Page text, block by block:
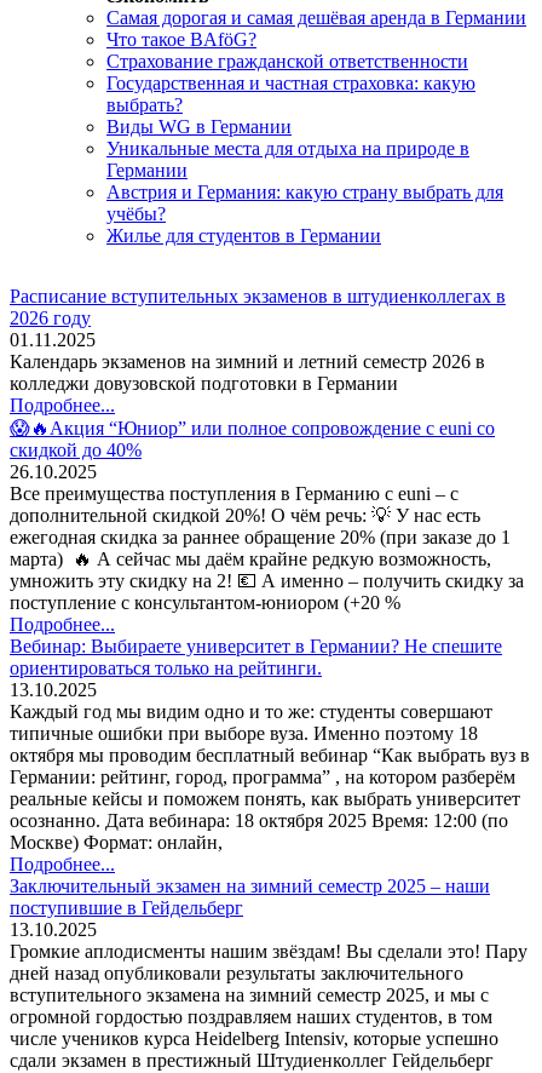
Самая дорогая и самая дешёвая аренда в Германии
Что такое BAföG?
Страхование гражданской ответственности
Государственная и частная страховка: какую
выбрать?
Виды WG в Германии
Уникальные места для отдыха на природе в
Германии
Австрия и Германия: какую страну выбрать для
учёбы?
Жилье для студентов в Германии
Расписание вступительных экзаменов в штудиенколлегах в
2026 году
01.11.2025
Календарь экзаменов на зимний и летний семестр 2026 в
колледжи довузовской подготовки в Германии
Подробнее...
😱🔥Акция “Юниор” или полное сопровождение с euni со
скидкой до 40%
26.10.2025
Все преимущества поступления в Германию с euni – с
дополнительной скидкой 20%! О чём речь: 💡 У нас есть
ежегодная скидка за раннее обращение 20% (при заказе до 1
марта) 🔥 А сейчас мы даём крайне редкую возможность,
умножить эту скидку на 2! 💶 А именно – получить скидку за
поступление с консультантом-юниором (+20 %
Подробнее...
Вебинар: Выбираете университет в Германии? Не спешите
ориентироваться только на рейтинги.
13.10.2025
Каждый год мы видим одно и то же: студенты совершают
типичные ошибки при выборе вуза. Именно поэтому 18
октября мы проводим бесплатный вебинар “Как выбрать вуз в
Германии: рейтинг, город, программа” , на котором разберём
реальные кейсы и поможем понять, как выбрать университет
осознанно. Дата вебинара: 18 октября 2025 Время: 12:00 (по
Москве) Формат: онлайн,
Подробнее...
Заключительный экзамен на зимний семестр 2025 – наши
поступившие в Гейдельберг
13.10.2025
Громкие аплодисменты нашим звёздам! Вы сделали это! Пару
дней назад опубликовали результаты заключительного
вступительного экзамена на зимний семестр 2025, и мы с
огромной гордостью поздравляем наших студентов, в том
числе учеников курса Heidelberg Intensiv, которые успешно
сдали экзамен в престижный Штудиенколлег Гейдельберг